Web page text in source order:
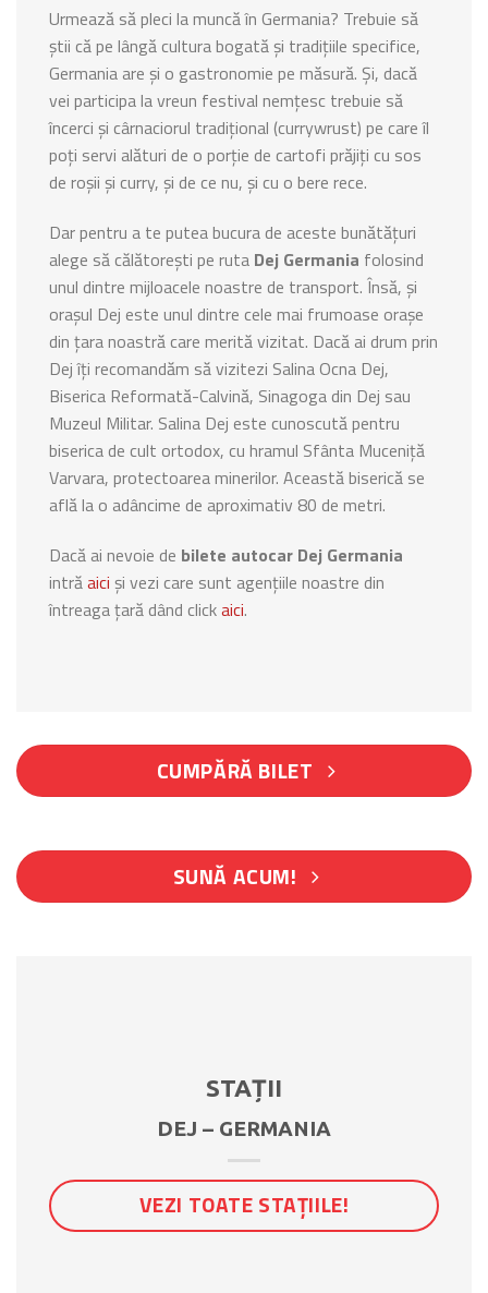
Urmează să pleci la muncă în Germania? Trebuie să
știi că pe lângă cultura bogată și tradițiile specifice,
Germania are și o gastronomie pe măsură. Și, dacă
vei participa la vreun festival nemțesc trebuie să
încerci și cârnaciorul tradițional (currywrust) pe care îl
poți servi alături de o porție de cartofi prăjiți cu sos
de roșii și curry, și de ce nu, și cu o bere rece.
Dar pentru a te putea bucura de aceste bunătățuri
alege să călătorești pe ruta Dej Germania folosind
unul dintre mijloacele noastre de transport. Însă, și
orașul Dej este unul dintre cele mai frumoase orașe
din țara noastră care merită vizitat. Dacă ai drum prin
Dej îți recomandăm să vizitezi Salina Ocna Dej,
Biserica Reformată-Calvină, Sinagoga din Dej sau
Muzeul Militar. Salina Dej este cunoscută pentru
biserica de cult ortodox, cu hramul Sfânta Muceniță
Varvara, protectoarea minerilor. Această biserică se
află la o adâncime de aproximativ 80 de metri.
Dacă ai nevoie de bilete autocar Dej Germania
intrăaici și vezi care sunt agențiile noastre din
întreaga țară dând clickaici.
CUMPĂRĂ BILET
SUNĂ ACUM!
STAȚII
DEJ – GERMANIA
VEZI TOATE STAȚIILE!